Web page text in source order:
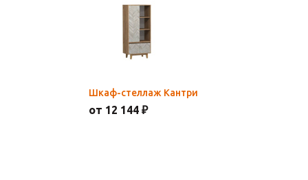
Шкаф-стеллаж Кантри
от 12 144 ₽